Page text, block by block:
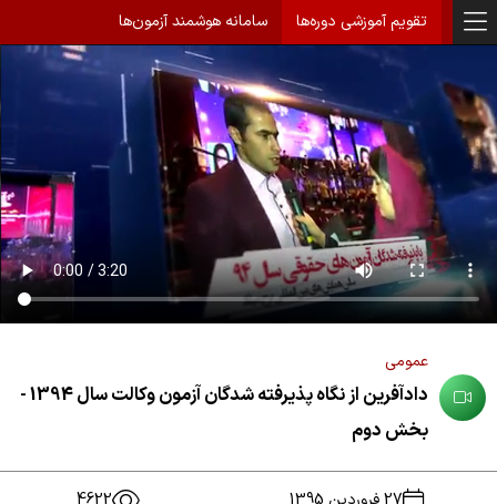
تقویم آموزشی دوره‌ها سامانه هوشمند آزمون‌ها
دادآفرین از نگاه پذیرفته شدگان آزمون وکالت سال 1394 -
بخش دوم
عمومی